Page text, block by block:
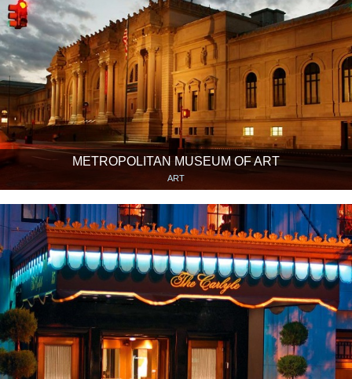
METROPOLITAN MUSEUM OF ART
ART